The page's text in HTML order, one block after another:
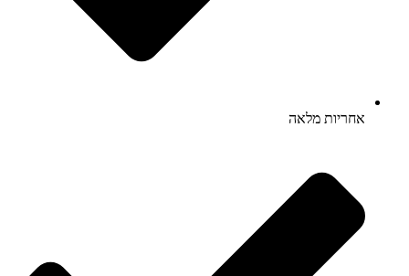
אחריות מלאה